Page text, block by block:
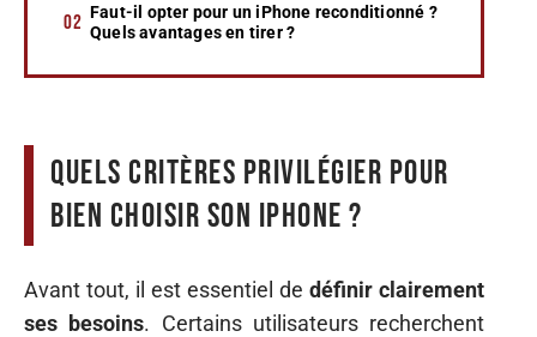
Faut-il opter pour un iPhone reconditionné ?
Quels avantages en tirer ?
Quels critères privilégier pour
bien choisir son iPhone ?
Avant tout, il est essentiel de définir clairement
ses besoins. Certains utilisateurs recherchent